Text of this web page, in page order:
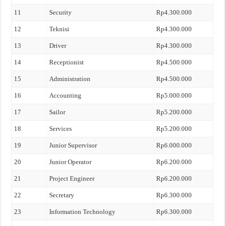
11 Security Rp4.300.000
12 Teknisi Rp4.300.000
13 Driver Rp4.300.000
14 Receptionist Rp4.500.000
15 Administration Rp4.500.000
16 Accounting Rp5.000.000
17 Sailor Rp5.200.000
18 Services Rp5.200.000
19 Junior Supervisor Rp6.000.000
20 Junior Operator Rp6.200.000
21 Project Engineer Rp6.200.000
22 Secretary Rp6.300.000
23 Information Technology Rp6.300.000